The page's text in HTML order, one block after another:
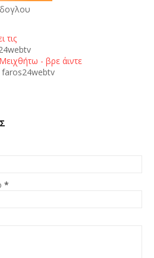
τις
- βρε άιντε
faros24webtv
*